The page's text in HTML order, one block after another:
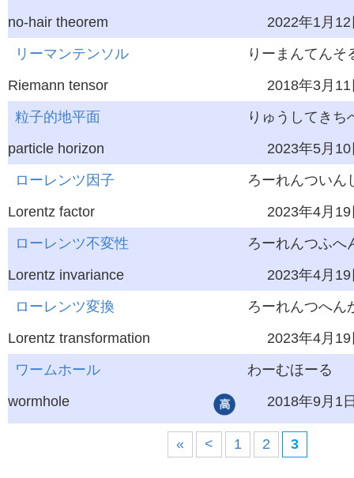
no-hair theorem
2022年1月12
リーマンテンソル
りーまんてんそ
Riemann tensor
2018年3月11
粒子的地平面
りゅうしてきち
particle horizon
2023年5月10
ローレンツ因子
ろーれんついん
Lorentz factor
2023年4月19
ローレンツ不変性
ろーれんつふへ
Lorentz invariance
2023年4月19
ローレンツ変換
ろーれんつへん
Lorentz transformation
2023年4月19
ワームホール
わーむほーる
wormhole
2018年9月1
« < 1 2 3